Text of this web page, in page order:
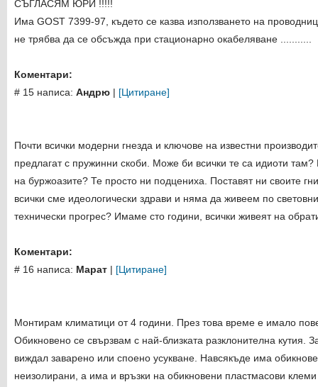
СЪГЛАСЯМ ЮРИ !!!!!
Има GOST 7399-97, където се казва използването на
не трябва да се обсъжда при стационарно окабеляване ...........
Коментари:
# 15 написа: Андрю | [Цитиране]
Почти всички модерни гнезда и ключове на известни
предлагат с пружинни скоби. Може би всички те са идиоти
на буржоазите? Те просто ни подцениха. Поставят ни своите
всички сме идеологически здрави и няма да живеем по
технически прогрес? Имаме сто години, всички живеят на
Коментари:
# 16 написа: Марат | [Цитиране]
Монтирам климатици от 4 години. През това време е имало
Обикновено се свързвам с най-близката разклонителна кутия.
виждал заварено или споено усукване. Навсякъде има
неизолирани, а има и връзки на обикновени пластмасови клеми